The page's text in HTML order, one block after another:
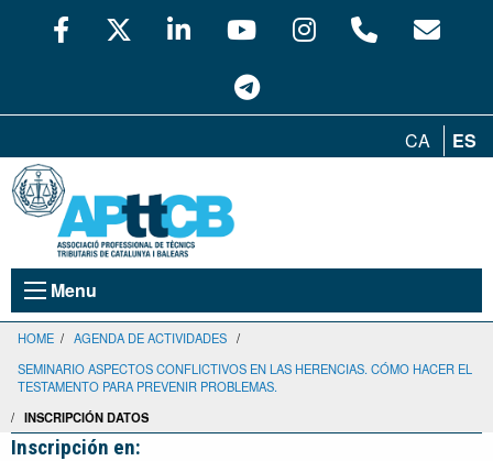
CA ES
Menu
HOME / AGENDA DE ACTIVIDADES /
SEMINARIO ASPECTOS CONFLICTIVOS EN LAS HERENCIAS. CÓMO HACER EL
TESTAMENTO PARA PREVENIR PROBLEMAS.
/ INSCRIPCIÓN DATOS
Inscripción en: